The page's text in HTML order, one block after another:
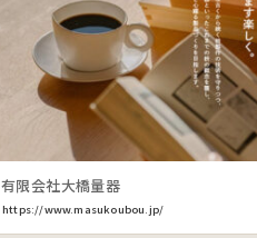
有限会社大橋量器
https://www.masukoubou.jp/